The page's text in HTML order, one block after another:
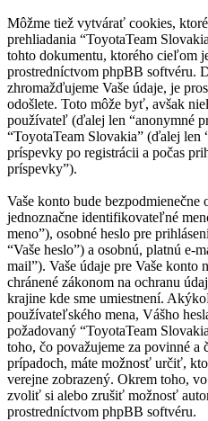
Môžme tiež vytvárať cookies,
prehliadania “ToyotaTeam
tohto dokumentu, ktorého cieľom
prostredníctvom phpBB softvéru.
zhromažďujeme Vaše údaje, je
odošlete. Toto môže byť, avšak
používateľ (ďalej len “anonymné
“ToyotaTeam Slovakia” (ďalej len
príspevky po registrácii a počas
príspevky”).
Vaše konto bude
jednoznačne identifikovateľné
meno”), osobné heslo pre
“Vaše heslo”) a osobnú, platnú e-
mail”). Vaše údaje pre Vaše konto
chránené zákonom na ochranu
krajine kde sme umiestnení.
používateľského mena, Vášho
požadovaný “ToyotaTeam
toho, čo považujeme za povinné
prípadoch, máte možnosť určiť,
verejne zobrazený. Okrem toho,
zvoliť si alebo zrušiť možnosť
prostredníctvom phpBB softvéru.